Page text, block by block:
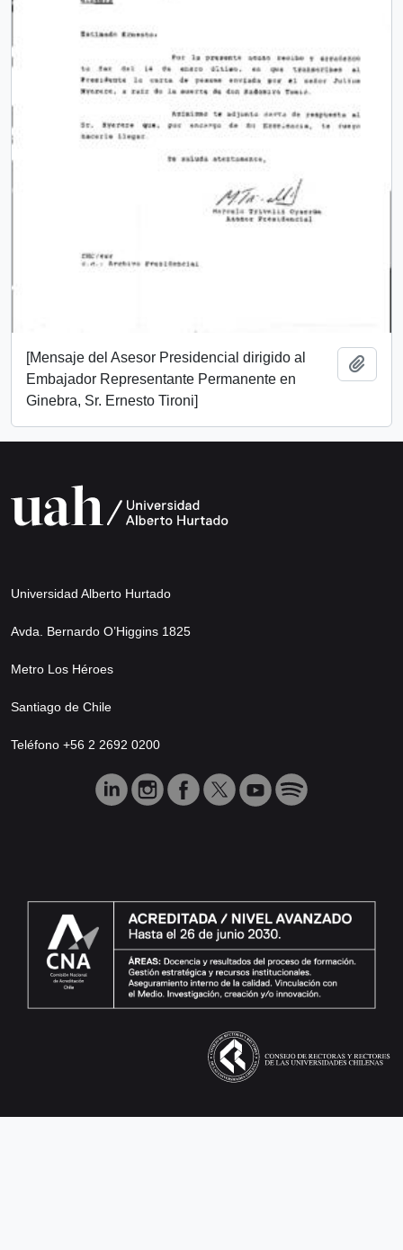
[Mensaje del Asesor Presidencial dirigido al
Embajador Representante Permanente en
Ginebra, Sr. Ernesto Tironi]
Universidad Alberto Hurtado
Avda. Bernardo O’Higgins 1825
Metro Los Héroes
Santiago de Chile
Teléfono +56 2 2692 0200